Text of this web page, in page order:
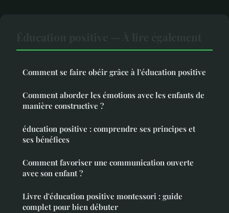
Comment se faire obéir grâce à l'éducation positive
Comment aborder les émotions avec les enfants de
manière constructive ?
éducation positive : comprendre ses principes et
ses bénéfices
Comment favoriser une communication ouverte
avec son enfant ?
Livre d'éducation positive montessori : guide
complet pour bien débuter